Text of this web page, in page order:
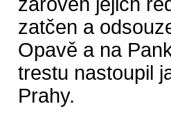
zatčen a
Opavě a na
trestu nastoupil
Prahy.